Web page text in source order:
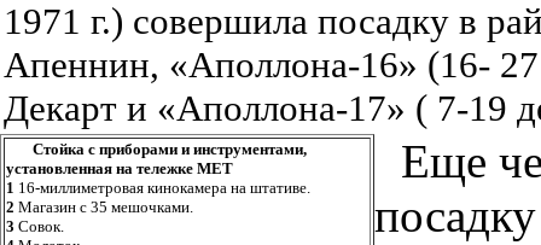
1971 г.) совершила посадку в
Апеннин, «Аполлона-16» (16- 27
Декарт и «Аполлона-17» ( 7-19
Стойка с приборами и инструментами,
установленная на тележке МЕТ
1 16-миллиметровая кинокамера на штативе.
2 Магазин с 35 мешочками.
3 Совок.
Еще